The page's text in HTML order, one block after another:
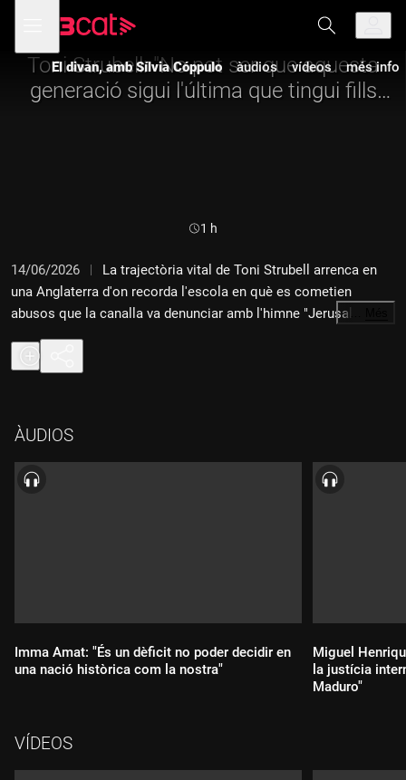
navegació
principal
menú
de
El divan, amb Sílvia Cóppulo àudios vídeos més info
Toni Strubell: "No pot ser que aquesta
generació sigui l'última que tingui fills
Durada:
1 h
14/06/2026
La trajectòria vital de Toni Strubell arrenca en
una Anglaterra d'on recorda l'escola en què es cometien
abusos que la canalla va denunciar amb l'himne "Jerusalem",
un símbol del patriotisme anglès transformat en melodia per
rebel·lar-se. Fill d'un pilot de les forces aèries britàniques i net
de Josep Trueta, un dels més prominents catalans exiliats
d'Euskadi la seva llar, i del compromís amb Catalunya la seva
bandera. Un compromís que ara l'ha portat a publicar la
novel·la "La darrera paraula", on vol reflectir la decadència
d'una Catalunya que -diu- encara volen ancorada a tics
ÀUDIOS
Imma Amat: "És un dèficit no poder decidir en
una nació històrica com la nostra"
Durada:
Miguel
la justícia
Maduro"
VÍDEOS